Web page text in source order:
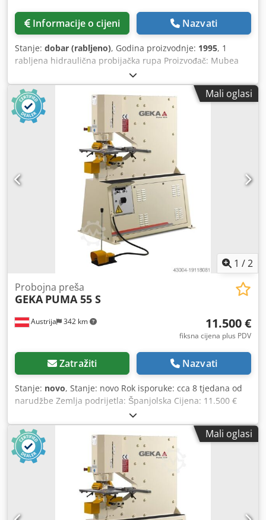
Informacije o cijeni Nazvati
Stanje: dobar (rabljeno), Godina proizvodnje: 1995, 1
rabljena hidraulična probijačka rupa Proizvođač: Mubea
Tip: KLH 500 / 610 Godina proizvodnje: 1995 - Probijajuća
sila: 50 t - Hod: 60 mm Dodpfjwxy Dgjx Aikock - Probija do
Ø 30 mm u 15 mm, Ø 50 mm u 9 mm, Ø 100 mm u 4,5 mm
- Dubina grla: 610 mm - s potpornim stolom
Mali oglasi
1 /2
Austrija 342 km
Probojna preša
GEKA PUMA 55 S
11.500 €
fiksna cijena plus PDV
Zatražiti Nazvati
Stanje: novo, Stanje: novo Rok isporuke: cca 8 tjedana od
narudžbe Zemlja podrijetla: Španjolska Cijena: 11.500 €
Leasing rata: 220,8 € Bestseller 1 Dedpewirabsfx Aikjck Sila
probijanja: 55 t Izbačaj: 500 mm Maks. promjer pri debljini
lima (konstrukcijski čelik): 40 x 10 mm Maks. broj hodova
pri hodu od 20 mm: 37 1/min Motor: 5 kW Duljina: 1550
mm Širina: 1200 mm Visina: 1950 mm Težina: 1150 kg
Hidraulički pogon Podložni stol s graničnikom Upute za
uporabu na NJEMAČKOM i ENGLESKOM jeziku CNC opcije
na upit Imamo veliki lager punčila i matrica odmah na
raspolaganju IMAMO VIŠE OD 700 REFERENCIJA!
Mali oglasi